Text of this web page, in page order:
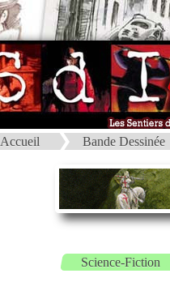
Accueil Bande Dessinée
Science-Fiction